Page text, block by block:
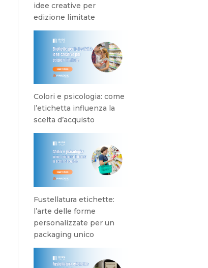
idee creative per
edizione limitate
Colori e psicologia: come
l’etichetta influenza la
scelta d’acquisto
Fustellatura etichette:
l’arte delle forme
personalizzate per un
packaging unico